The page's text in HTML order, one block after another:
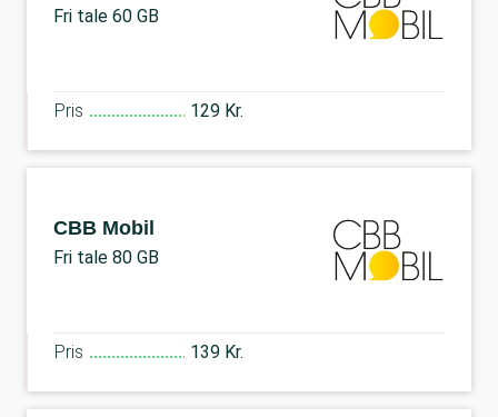
Fri tale 60 GB
Pris 129 Kr.
CBB Mobil
Fri tale 80 GB
Pris 139 Kr.